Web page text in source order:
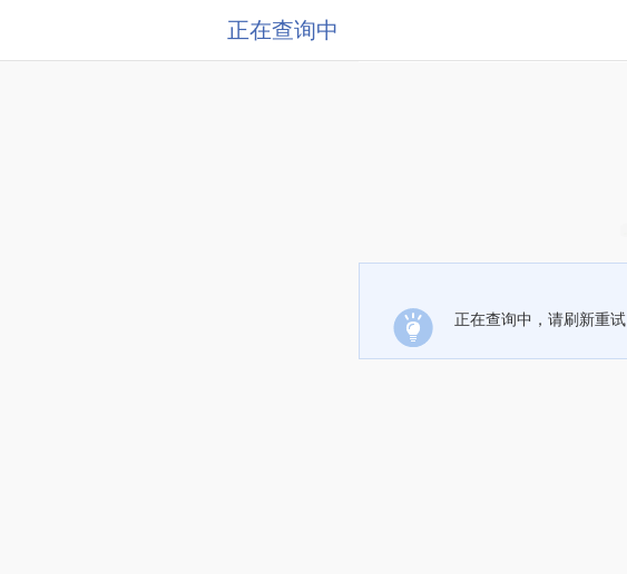
正在查询中
正在查询中，请刷新重试